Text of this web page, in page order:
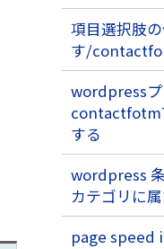
項目選択肢
す/
wordpress
する
wordpress
カテゴリに属
page speed